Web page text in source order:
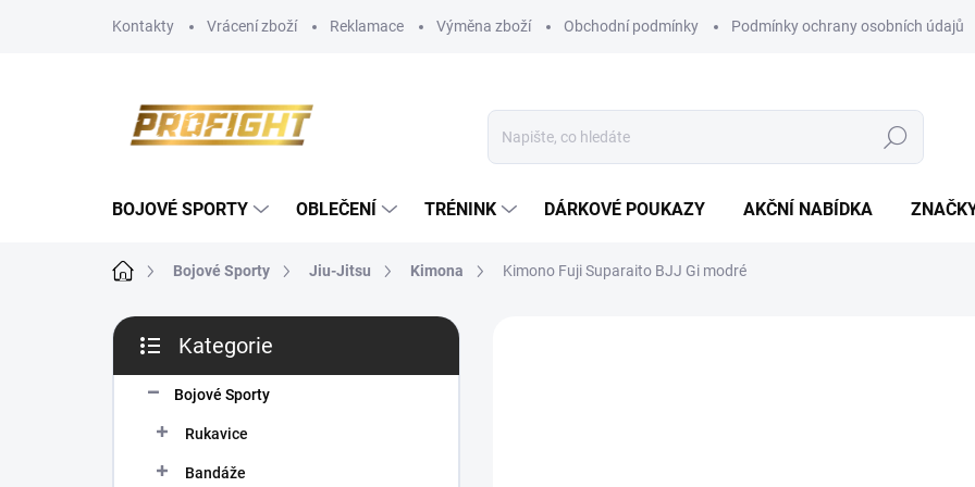
Kontakty Vrácení zboží Reklamace Výměna zboží Obchodní podmínky Podmínky ochrany osobních údajů
Hledat
BOJOVÉ SPORTY OBLEČENÍ TRÉNINK DÁRKOVÉ POUKAZY AKČNÍ NABÍDKA
Domů Bojové Sporty Jiu-Jitsu Kimona Kimono Fuji Suparaito BJJ Gi modré
P
s
kategorie
Kategorie
Bojové Sporty
Rukavice
Bandáže